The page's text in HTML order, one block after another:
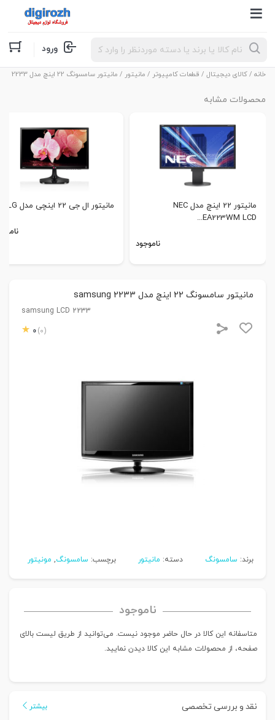
Products
search ورود
خانه /کالای دیجیتال / قطعات کامپیوتر / مانیتور / مانیتور سامسونگ 22 اینچ مدل samsung 2233
محصولات مشابه
مانیتور 22 اینچ مدل NEC
EA223WM LCD...
ناموجود
مانیتور ال جی 22 اینچی مدل LG...
مانیتور سامسونگ 22 اینچ مدل samsung 2233
samsung LCD 2233
0 (0)
برند: سامسونگ دسته: مانیتور برچسب: سامسونگ, مونیتور
ناموجود
متاسفانه این کالا در حال حاضر موجود نیست. می‌توانید از طریق لیست بالای
صفحه، از محصولات مشابه این کالا دیدن نمایید.
نقد و بررسی تخصصی بیشتر